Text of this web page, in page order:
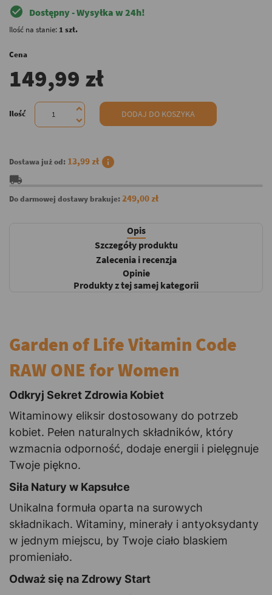
check_circle Dostępny - Wysyłka w 24h!
Ilość na stanie: 1 szt.
Cena
149,99 zł
Ilość DODAJ DO KOSZYKA
Dostawa już od: 13,99 zł info
local_shipping
Do darmowej dostawy brakuje:249,00 zł
Opis
Szczegóły produktu
Zalecenia i recenzja
Opinie
Produkty z tej samej kategorii
Garden of Life Vitamin Code
RAW ONE for Women
Odkryj Sekret Zdrowia Kobiet
Witaminowy eliksir dostosowany do potrzeb
kobiet. Pełen naturalnych składników, który
wzmacnia odporność, dodaje energii i pielęgnuje
Twoje piękno.
Siła Natury w Kapsułce
Unikalna formuła oparta na surowych
składnikach. Witaminy, minerały i antyoksydanty
w jednym miejscu, by Twoje ciało blaskiem
promieniało.
Odważ się na Zdrowy Start